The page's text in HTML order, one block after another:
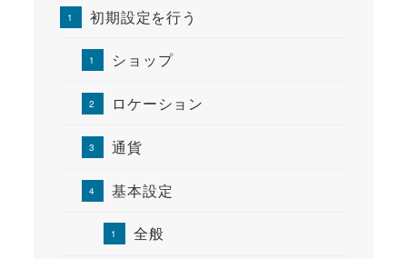
初期設定を行う
ショップ
ロケーション
通貨
基本設定
全般